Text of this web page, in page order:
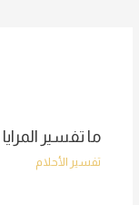
ما تفسير
تفسير الأحلام